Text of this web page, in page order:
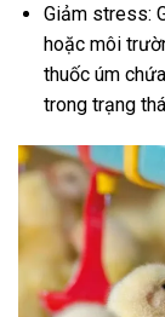
Giảm stress:
hoặc môi
thuốc úm
trong trạng